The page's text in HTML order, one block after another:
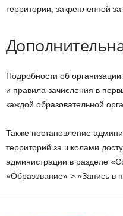
территории, закрепленной
Подробности об
и правила зачисления в
каждой образовательной
Также постановление
территорий за школами
администрации в разделе
«Образование» > «Запись в